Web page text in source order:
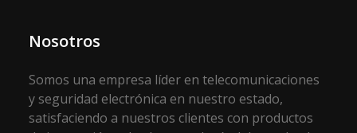
Nosotros
Somos una empresa líder en telecomunicaciones
y seguridad electrónica en nuestro estado,
satisfaciendo a nuestros clientes con productos